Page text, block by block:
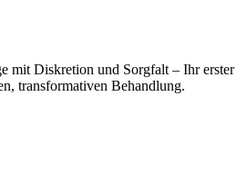
mit Diskretion und Sorgfalt – Ihr erster
transformativen Behandlung.